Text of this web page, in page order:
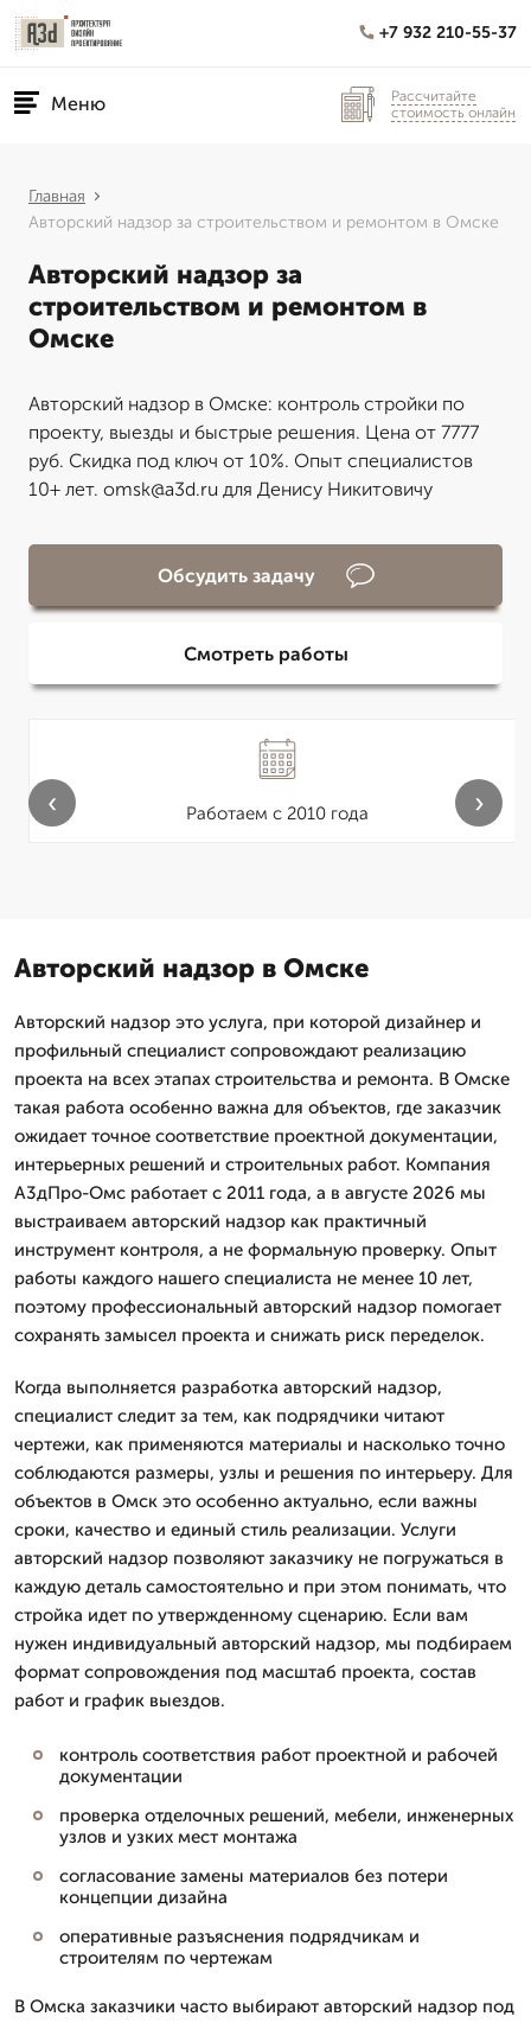
+7 932 210-55-37
Меню
Рассчитайте
стоимость онлайн
Главная
Авторский надзор за строительством и ремонтом в Омске
Авторский надзор за
строительством и ремонтом в
Омске
Авторский надзор в Омске: контроль стройки по
проекту, выезды и быстрые решения. Цена от 7777
руб. Скидка под ключ от 10%. Опыт специалистов
10+ лет. omsk@a3d.ru для Денису Никитовичу
Обсудить задачу
Смотреть работы
Работаем с 2010 года
‹ ›
Авторский надзор в Омске
Авторский надзор это услуга, при которой дизайнер и
профильный специалист сопровождают реализацию
проекта на всех этапах строительства и ремонта. В Омске
такая работа особенно важна для объектов, где заказчик
ожидает точное соответствие проектной документации,
интерьерных решений и строительных работ. Компания
А3дПро-Омс работает с 2011 года, а в августе 2026 мы
выстраиваем авторский надзор как практичный
инструмент контроля, а не формальную проверку. Опыт
работы каждого нашего специалиста не менее 10 лет,
поэтому профессиональный авторский надзор помогает
сохранять замысел проекта и снижать риск переделок.
Когда выполняется разработка авторский надзор,
специалист следит за тем, как подрядчики читают
чертежи, как применяются материалы и насколько точно
соблюдаются размеры, узлы и решения по интерьеру. Для
объектов в Омск это особенно актуально, если важны
сроки, качество и единый стиль реализации. Услуги
авторский надзор позволяют заказчику не погружаться в
каждую деталь самостоятельно и при этом понимать, что
стройка идет по утвержденному сценарию. Если вам
нужен индивидуальный авторский надзор, мы подбираем
формат сопровождения под масштаб проекта, состав
работ и график выездов.
контроль соответствия работ проектной и рабочей
документации
проверка отделочных решений, мебели, инженерных
узлов и узких мест монтажа
согласование замены материалов без потери
концепции дизайна
оперативные разъяснения подрядчикам и
строителям по чертежам
В Омска заказчики часто выбирают авторский надзор под